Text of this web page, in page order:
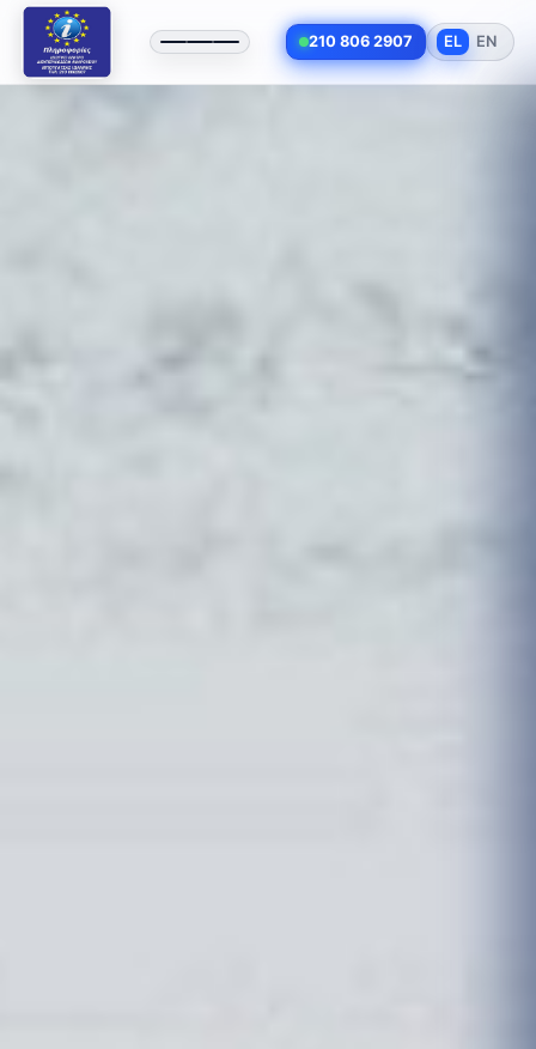
210 806 2907 EL EN